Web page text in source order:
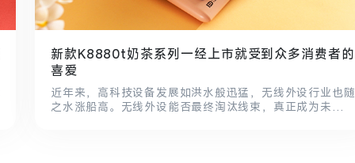
新款K8880t奶茶系列一经上市就受到众多消费者的
喜爱
近年来，高科技设备发展如洪水般迅猛，无线外设行业也随
之水涨船高。无线外设能否最终淘汰线束，真正成为未来的